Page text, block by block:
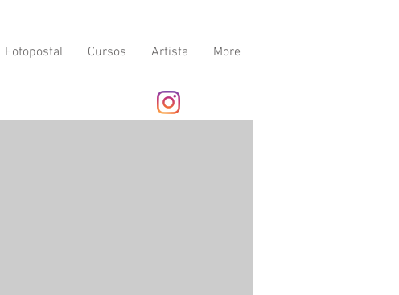
Fotopostal Cursos Artista More